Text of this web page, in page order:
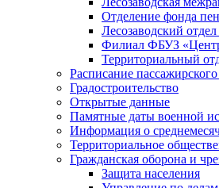
Отделение фонда
Лесозаводский
Филиал ФБУЗ «Центр
Территориальный
Расписание
Градостроительство
Открытые данные
Памятные даты военной
Информация о
Территориальное
Гражданская оборона и
Защита населения